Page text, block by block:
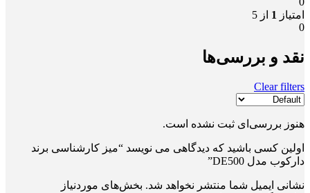
امتیاز 1 از 5
0
نقد و بررسی‌ها
Clear filters
هنوز بررسی‌ای ثبت نشده است.
اولین کسی باشید که دیدگاهی می نویسد “میز کارشناسی برند
دارکوب مدل DE500”
نشانی ایمیل شما منتشر نخواهد شد. بخش‌های موردنیاز